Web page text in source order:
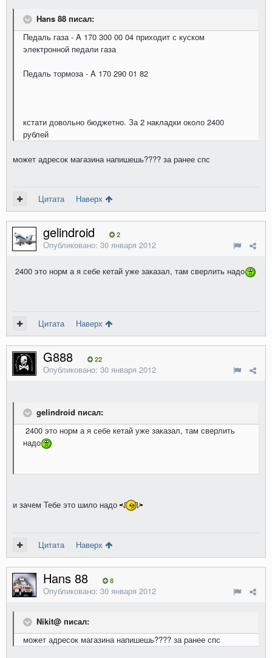
Hans 88 писал:
Педаль газа - A 170 300 00 04 приходит с куском
электронной педали газа
Педаль тормоза - A 170 290 01 82
кстати довольно бюджетно. За 2 накладки около 2400
рублей
может адресок магазина напишешь???? за ранее спс
Цитата Наверх
gelindroid 2
Опубликовано: 30 января 2012
2400 это норм а я себе кетай уже заказал, там сверлить надо
Цитата Наверх
G888 22
Опубликовано: 30 января 2012
gelindroid писал:
2400 это норм а я себе кетай уже заказал, там сверлить
надо
и зачем Тебе это шило надо
Цитата Наверх
Hans 88 8
Опубликовано: 30 января 2012
Nikit@ писал:
может адресок магазина напишешь???? за ранее спс